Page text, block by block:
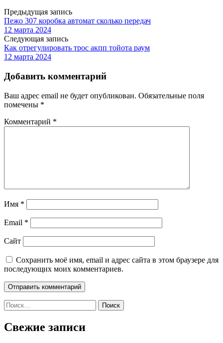
Предыдущая запись
Пежо 307 коробка автомат сколько передач
12 марта 2024
Следующая запись
Как отрегулировать трос акпп тойота раум
12 марта 2024
Добавить комментарий
Ваш адрес email не будет опубликован. Обязательные поля
помечены *
Комментарий *
Имя *
Email *
Сайт
Сохранить моё имя, email и адрес сайта в этом браузере для
последующих моих комментариев.
Найти:
Свежие записи